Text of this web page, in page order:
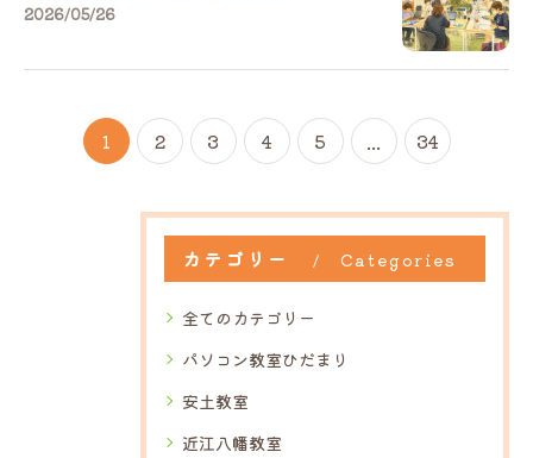
2026/05/26
1 2 3 4 5 34
カテゴリー Categories
全てのカテゴリー
パソコン教室ひだまり
安土教室
近江八幡教室